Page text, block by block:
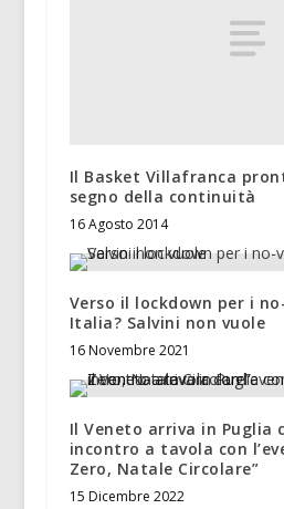
Il Basket Villafranca
segno della continuità
16 Agosto 2014
Verso il lockdown per i
Italia? Salvini non vuole
16 Novembre 2021
Il Veneto arriva in Puglia
incontro a tavola con
Zero, Natale Circolare”
15 Dicembre 2022